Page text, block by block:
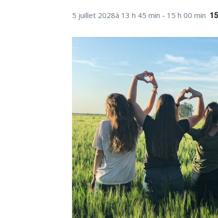
5 juillet 2028à 13 h 45 min - 15 h 00 min